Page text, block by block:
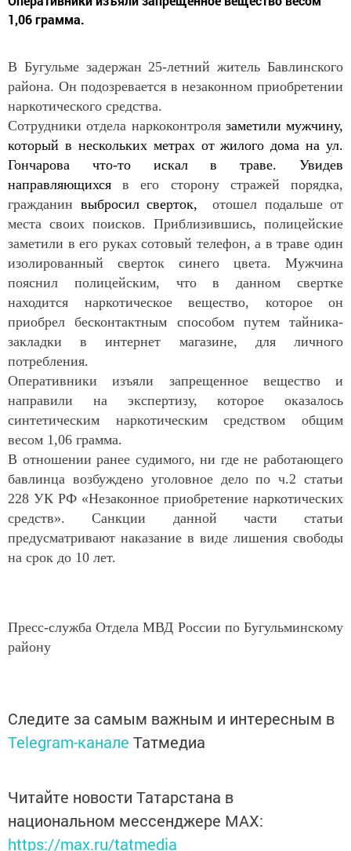
1,06 грамма.
В Бугульме задержан 25-летний житель Бавлинского
района. Он подозревается в незаконном приобретении
наркотического средства.
Сотрудники отдела наркоконтроля заметили мужчину,
который в нескольких метрах от жилого дома на ул.
Гончарова что-то искал в траве. Увидев
направляющихся в его сторону стражей порядка,
гражданин выбросил сверток,
отошел подальше от
места своих поисков. Приблизившись, полицейские
заметили в его руках сотовый телефон, а в траве один
изолированный сверток синего цвета. Мужчина
пояснил полицейским, что в данном свертке
находится наркотическое вещество, которое он
приобрел бесконтактным способом путем тайника-
закладки в интернет магазине, для личного
потребления.
Оперативники изъяли запрещенное вещество и
направили на экспертизу, которое оказалось
синтетическим наркотическим средством общим
весом 1,06 грамма.
В отношении ранее судимого, ни где не работающего
бавлинца возбуждено уголовное дело по ч.2 статьи
228 УК РФ «Незаконное приобретение наркотических
средств». Санкции данной части статьи
предусматривают наказание в виде лишения свободы
на срок до 10 лет.
Пресс-служба Отдела МВД России по Бугульминскому
району
Следите за самым важным и интересным в
Telegram-канале Татмедиа
Читайте новости Татарстана в
национальном мессенджере MАХ:
https://max.ru/tatmedia